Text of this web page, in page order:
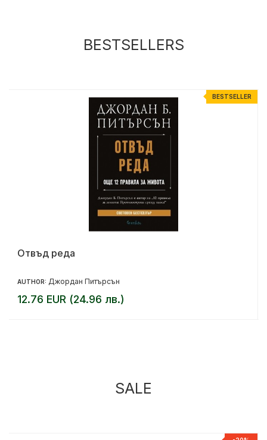
BESTSELLERS
BESTSELLER
Отвъд реда
AUTHOR: Джордан Питърсън
12.76 EUR (24.96 лв.)
SALE